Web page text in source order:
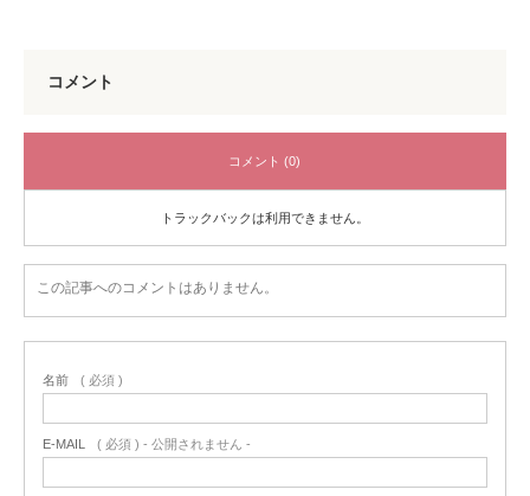
コメント
コメント (0)
トラックバックは利用できません。
この記事へのコメントはありません。
名前 ( 必須 )
E-MAIL ( 必須 ) - 公開されません -